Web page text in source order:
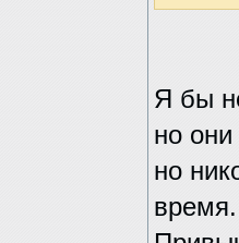
Я бы
но
но